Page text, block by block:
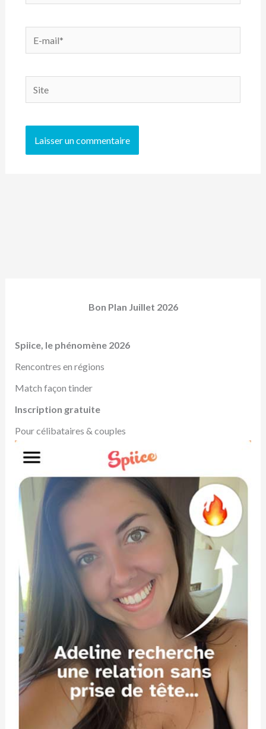
mail*
Site
Bon Plan Juillet 2026
Spiice, le phénomène 2026
Rencontres en régions
Match façon tinder
Inscription gratuite
Pour célibataires & couples